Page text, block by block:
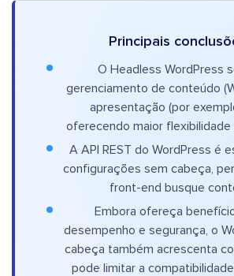
Principais
O Headless WordPress
gerenciamento de conteúdo
apresentação (por
oferecendo maior
A API REST do WordPress é
configurações sem cabeça,
front-end busque
Embora ofereça
desempenho e segurança, o
cabeça também acrescenta
pode limitar a